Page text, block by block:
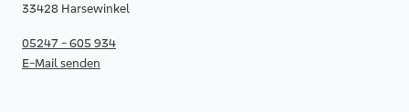
33428 Harsewinkel
05247 - 605 934
E-Mail senden